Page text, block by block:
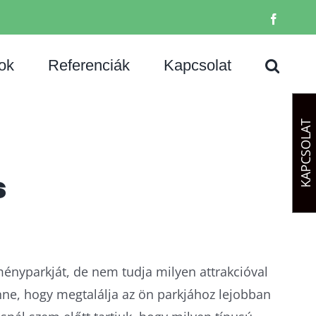
Referenciák Kapcsolat
de nem tudja milyen attrakcióval
hogy megtalálja az ön parkjához lejobban
KAPCSOLAT